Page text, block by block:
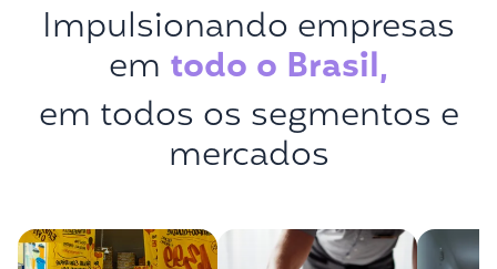
Impulsionando empresas
em todo o Brasil,
em todos os segmentos e
mercados